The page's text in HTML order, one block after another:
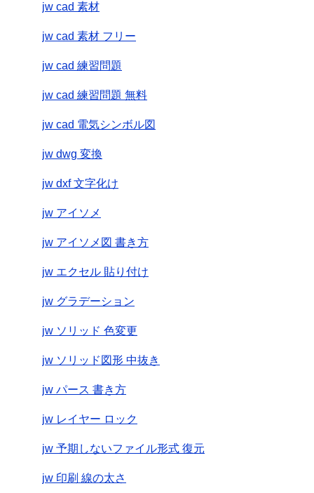
jw cad 素材
jw cad 素材 フリー
jw cad 練習問題
jw cad 練習問題 無料
jw cad 電気シンボル図
jw dwg 変換
jw dxf 文字化け
jw アイソメ
jw アイソメ図 書き方
jw エクセル 貼り付け
jw グラデーション
jw ソリッド 色変更
jw ソリッド図形 中抜き
jw パース 書き方
jw レイヤー ロック
jw 予期しないファイル形式 復元
jw 印刷 線の太さ